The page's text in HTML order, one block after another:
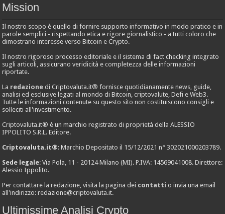
Mission
Il nostro scopo è quello di fornire supporto informativo in modo pratico e in
parole semplici - rispettando etica e rigore giornalistico - a tutti coloro che
dimostrano interesse verso Bitcoin e Crypto.
Il nostro rigoroso processo editoriale e il sistema di fact checking integrato
sugli articoli, assicurano veridicità e completezza delle informazioni
riportate.
La redazione di Criptovaluta.it® fornisce quotidianamente news, guide,
analisi ed esclusive legati al mondo di Bitcoin, criptovalute, Defi e Web3.
Tutte le informazioni contenute su questo sito non costituiscono consigli e
solleciti all'investimento.
Criptovaluta.it® è un marchio registrato di proprietà della ALESSIO
IPPOLITO S.R.L. Editore.
Criptovaluta.it®: Marchio Depositato il 15/12/2021 n° 302021000203789.
Sede legale: Via Pola, 11 - 20124 Milano (MI). P.IVA: 14569041008. Direttore:
Alessio Ippolito.
Per contattare la redazione, visita la pagina dei contatti o invia una email
all'indirizzo:redazione@criptovaluta.it.
Ultimissime Analisi Crypto